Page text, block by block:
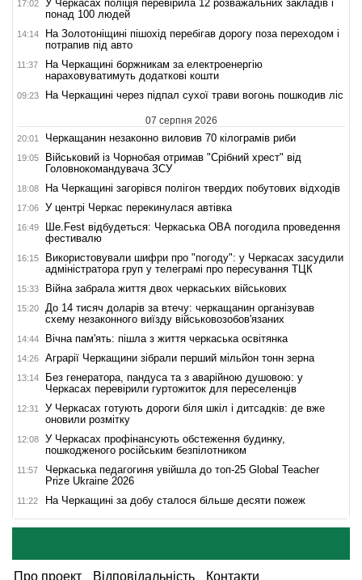
17:02
У Черкасах поліція перевірила 12 розважальних закладів і
понад 100 людей
14:14
На Золотоніщині пішохід перебігав дорогу поза переходом і
потрапив під авто
11:37
На Черкащині боржникам за електроенергію
нараховуватимуть додаткові кошти
09:23 На Черкащині через підпал сухої трави вогонь пошкодив ліс
07 серпня 2026
20:01 Черкащанин незаконно виловив 70 кілограмів риби
19:05
Військовий із Чорнобая отримав "Срібний хрест" від
Головнокомандувача ЗСУ
18:08 На Черкащині загорівся полігон твердих побутових відходів
17:06 У центрі Черкас перекинулася автівка
16:49
Ше.Fest відбудеться: Черкаська ОВА погодила проведення
фестивалю
16:15
Використовували шифри про "погоду": у Черкасах засудили
адміністратора груп у телеграмі про пересування ТЦК
15:33 Війна забрала життя двох черкаських військових
15:20
До 14 тисяч доларів за втечу: черкащанин організував
схему незаконного виїзду військовозобов'язаних
14:44 Вічна пам'ять: пішла з життя черкаська освітянка
14:26 Аграрії Черкащини зібрали перший мільйон тонн зерна
13:14
Без генератора, пандуса та з аварійною душовою: у
Черкасах перевірили гуртожиток для переселенців
12:31
У Черкасах готують дороги біля шкіл і дитсадків: де вже
оновили розмітку
12:08
У Черкасах профінансують обстеження будинку,
пошкодженого російським безпілотником
11:57
Черкаська педагогиня увійшла до топ-25 Global Teacher
Prize Ukraine 2026
11:22 На Черкащині за добу сталося більше десяти пожеж
Про проект Відповідальність Контакти